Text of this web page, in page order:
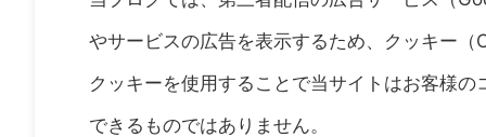
やサービスの広告を表示するため、クッキー（
クッキーを使用することで当サイトはお客様
できるものではありません。